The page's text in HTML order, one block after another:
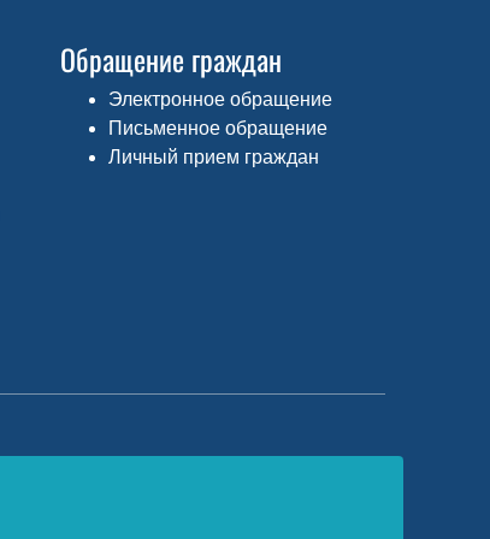
Обращение граждан
Электронное обращение
Письменное обращение
Личный прием граждан